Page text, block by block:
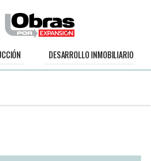
DESARROLLO INMOBILIARIO